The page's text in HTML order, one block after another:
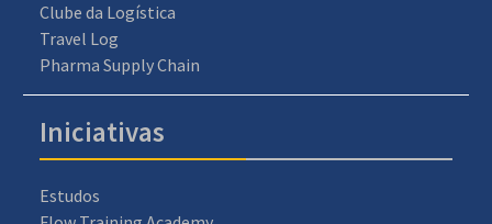
Clube da Logística
Travel Log
Pharma Supply Chain
Iniciativas
Estudos